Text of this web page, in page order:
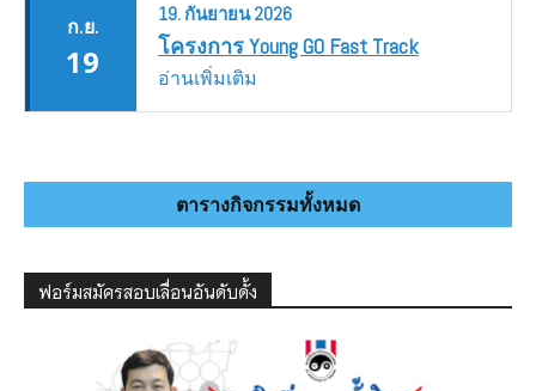
ก.ย.
19
19. กันยายน2026
โครงการ Young GO Fast Track
อ่านเพิ่มเติม
ตารางกิจกรรมทั้งหมด
ฟอร์มสมัครสอบเลื่อนอันดับดั้ง